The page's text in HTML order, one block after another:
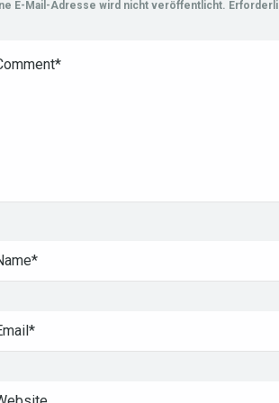
E-Mail-Adresse wird nicht veröffentlicht.